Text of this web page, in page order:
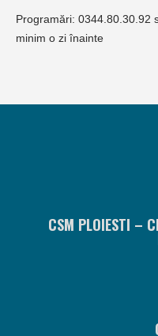
Programări: 0344.80.30.92
minim o zi înainte
CSM PLOIESTI –